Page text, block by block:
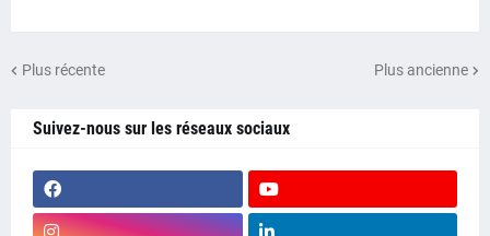
Plus récente Plus ancienne
Suivez-nous sur les réseaux sociaux